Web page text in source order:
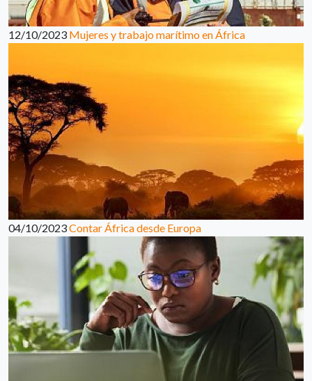
12/10/2023 Mujeres y trabajo marítimo en África
04/10/2023Contar África desde Europa